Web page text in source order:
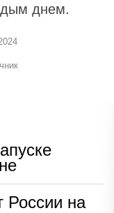
днем.
России на